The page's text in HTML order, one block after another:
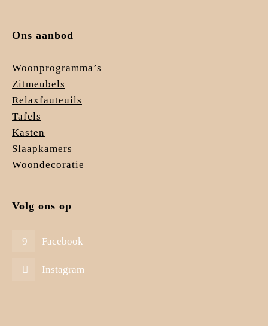
Ons aanbod
Woonprogramma’s
Zitmeubels
Relaxfauteuils
Tafels
Kasten
Slaapkamers
Woondecoratie
Volg ons op
Facebook
Instagram